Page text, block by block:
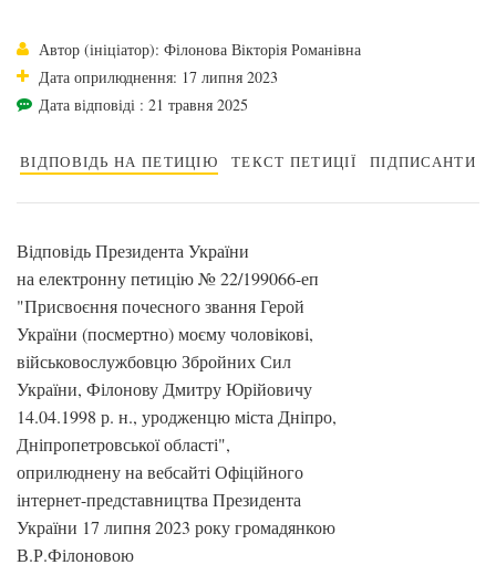
Автор (ініціатор): Філонова Вікторія Романівна
Дата оприлюднення: 17 липня 2023
Дата відповіді : 21 травня 2025
ВІДПОВІДЬ НА ПЕТИЦІЮ ТЕКСТ ПЕТИЦІЇ ПІДПИСАНТИ
Відповідь Президента України
на електронну петицію № 22/199066-еп
"Присвоєння почесного звання Герой
України (посмертно) моєму чоловікові,
військовослужбовцю Збройних Сил
України, Філонову Дмитру Юрійовичу
14.04.1998 р. н., уродженцю міста Дніпро,
Дніпропетровської області",
оприлюднену на вебсайті Офіційного
інтернет-представництва Президента
України 17 липня 2023 року громадянкою
В.Р.Філоновою